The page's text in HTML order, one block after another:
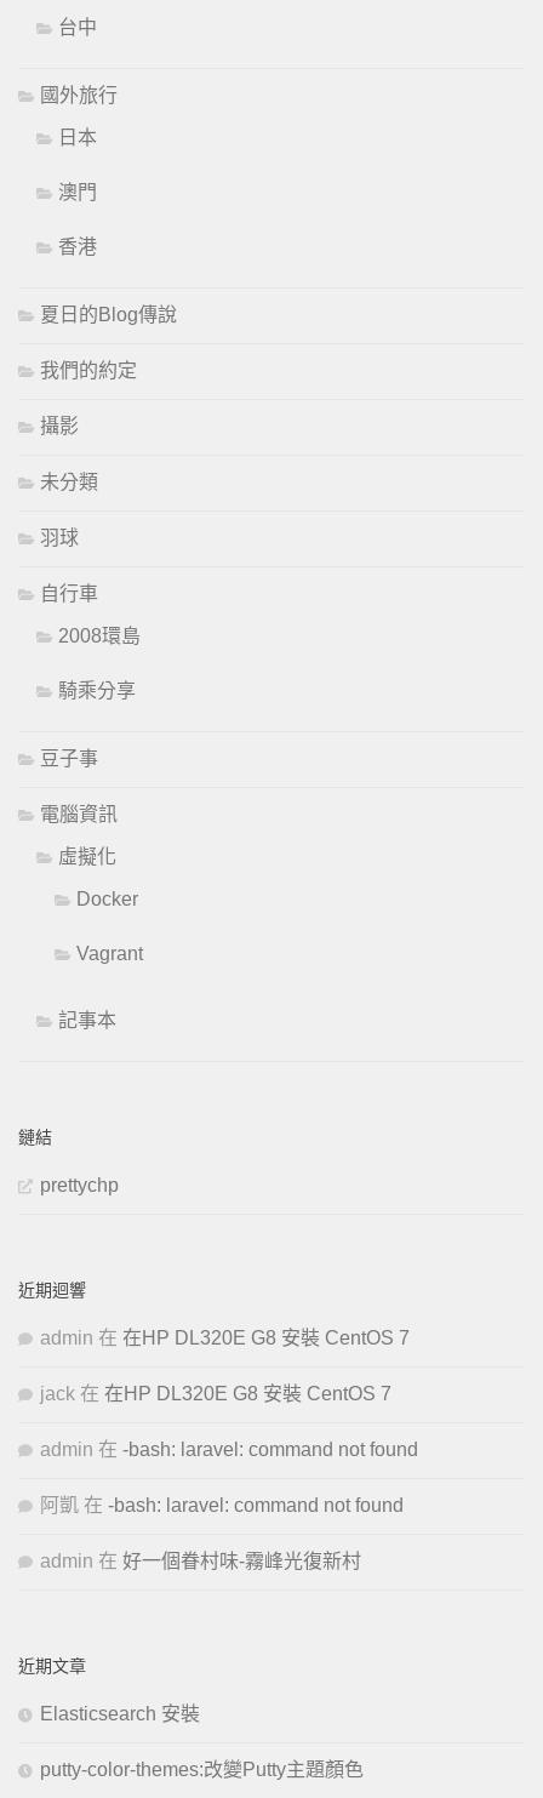
台中
國外旅行
日本
澳門
香港
夏日的Blog傳說
我們的約定
攝影
未分類
羽球
自行車
2008環島
騎乘分享
豆子事
電腦資訊
虛擬化
Docker
Vagrant
記事本
鏈結
prettychp
近期迴響
admin 在 在HP DL320E G8 安裝 CentOS 7
jack 在 在HP DL320E G8 安裝 CentOS 7
admin 在 -bash: laravel: command not found
阿凱 在 -bash: laravel: command not found
admin 在 好一個眷村味-霧峰光復新村
近期文章
Elasticsearch 安裝
putty-color-themes:改變Putty主題顏色